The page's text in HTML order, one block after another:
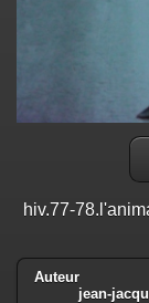
hiv.77-
Auteur
jean-